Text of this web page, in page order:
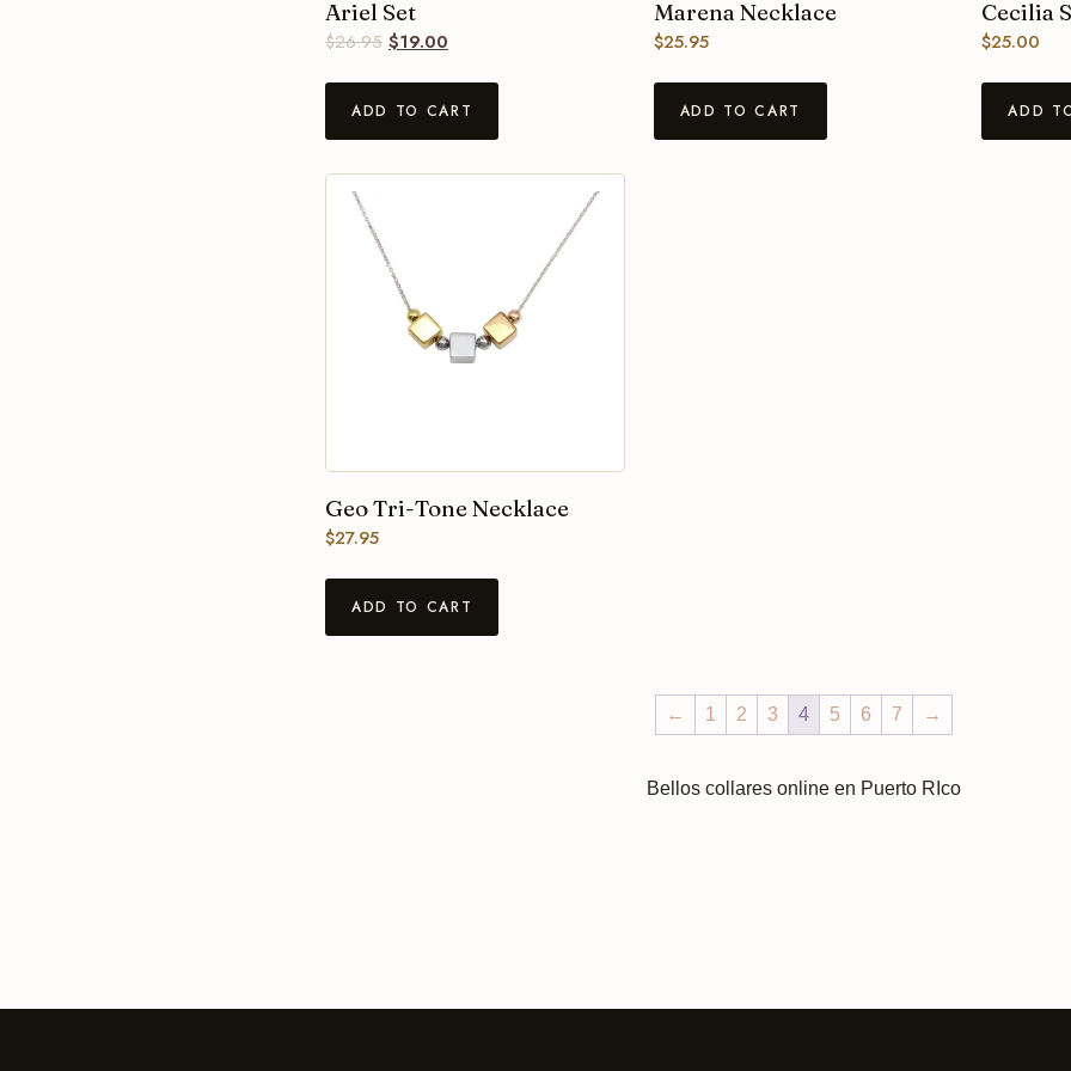
Ariel Set
$26.95 $19.00
ADD TO CART
Marena Necklace
$25.95
ADD TO CART
Cecilia
$25.00
ADD
Geo Tri-Tone Necklace
$27.95
ADD TO CART
← 1 2 3 4 5 6 7 →
Bellos collares online en Puerto RIco